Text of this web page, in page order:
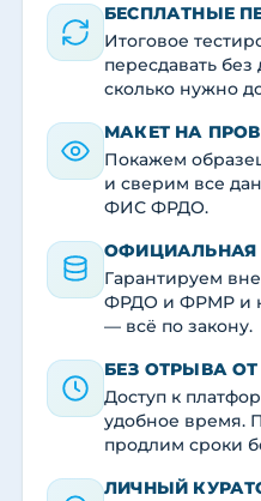
БЕСПЛАТНЫЕ
Итоговое
пересдавать без
сколько нужно
МАКЕТ НА
Покажем
и сверим все
ФИС ФРДО.
ОФИЦИАЛЬНАЯ
Гарантируем
ФРДО и ФРМР и
— всё по закону.
БЕЗ ОТРЫВА
Доступ к
удобное время.
продлим сроки
ЛИЧНЫЙ